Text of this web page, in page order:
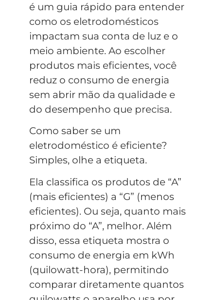
é um guia rápido para entender
como os eletrodomésticos
impactam sua conta de luz e o
meio ambiente. Ao escolher
produtos mais eficientes, você
reduz o consumo de energia
sem abrir mão da qualidade e
do desempenho que precisa.
Como saber se um
eletrodoméstico é eficiente?
Simples, olhe a etiqueta.
Ela classifica os produtos de “A”
(mais eficientes) a “G” (menos
eficientes). Ou seja, quanto mais
próximo do “A”, melhor. Além
disso, essa etiqueta mostra o
consumo de energia em kWh
(quilowatt-hora), permitindo
comparar diretamente quantos